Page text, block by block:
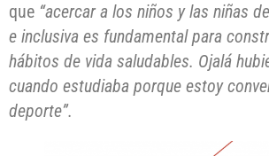
que “acercar a los niños y las niñas
e inclusiva es fundamental para
hábitos de vida saludables. Ojalá
cuando estudiaba porque estoy
deporte”.